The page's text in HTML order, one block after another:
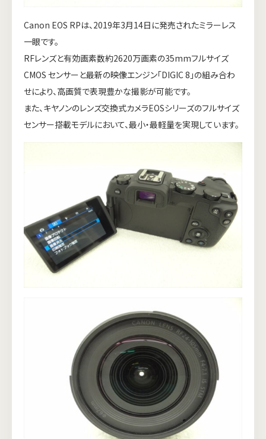
Canon EOS RPは、2019年3月14日に発売されたミラーレス
一眼です。
RFレンズと有効画素数約2620万画素の35mmフルサイズ
CMOS センサーと最新の映像エンジン「DIGIC 8」の組み合わ
せにより、高画質で表現豊かな撮影が可能です。
また、キヤノンのレンズ交換式カメラEOSシリーズのフルサイズ
センサー搭載モデルにおいて、最小・最軽量を実現しています。